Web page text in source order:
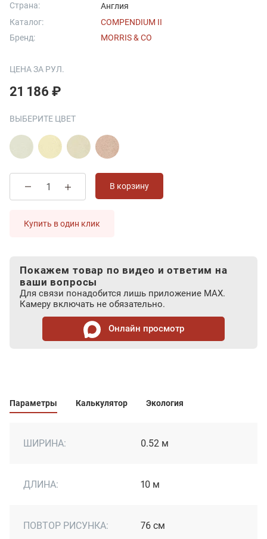
Страна:
Англия
Каталог:
COMPENDIUM II
Бренд:
MORRIS & CO
ЦЕНА ЗА РУЛ.
21 186 ₽
ВЫБЕРИТЕ ЦВЕТ
В корзину
Купить в один клик
Покажем товар по видео и ответим на
ваши вопросы
Для связи понадобится лишь приложение MAX.
Камеру включать не обязательно.
Онлайн просмотр
Параметры Калькулятор Экология
ШИРИНА: 0.52 м
ДЛИНА: 10 м
ПОВТОР РИСУНКА: 76 см